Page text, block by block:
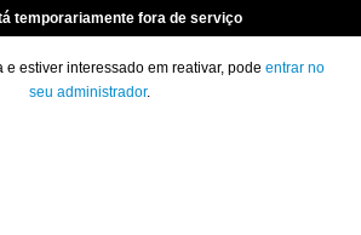
temporariamente fora de serviço
e estiver interessado em reativar, pode entrar no
seu administrador.